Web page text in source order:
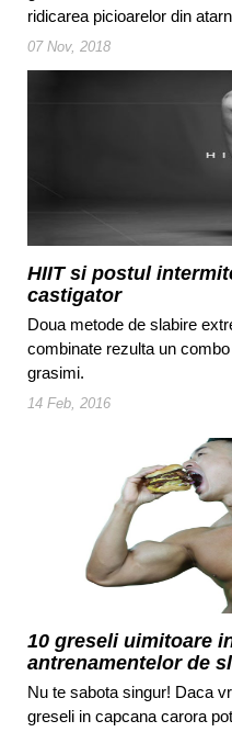
ridicarea picioarelor din
07 Nov, 2018
HIIT si postul
castigator
Doua metode de slabire
combinate rezulta un
grasimi.
14 Feb, 2016
10 greseli uimitoare
antrenamentelor de
Nu te sabota singur! Daca
greseli in capcana carora